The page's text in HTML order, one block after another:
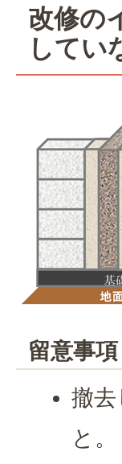
改修の
してい
留意事項
撤
と。